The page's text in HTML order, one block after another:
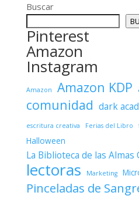
Buscar
Pinterest
Amazon
Instagram
Amazon Amazon KDP
comunidad dark
escritura creativa Ferias del Libro
Halloween
La Biblioteca de las Almas
lectoras Marketing
Pinceladas de